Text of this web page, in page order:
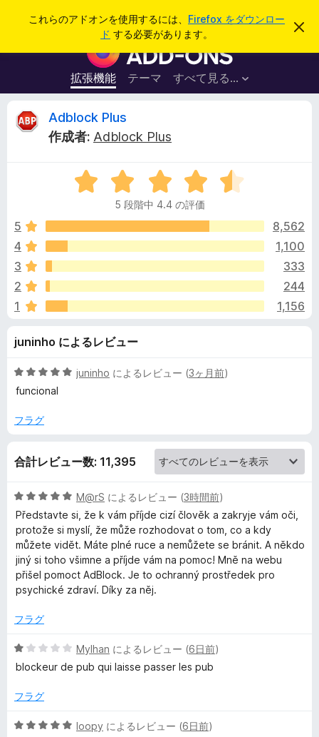
これらのアドオンを使用するには、 Firefox をダウンロー
ド する必要があります。
こ
を
F
i
r
e
x
ラ
ウ
ザ
ー
ド
オ
ン
拡張機能 テーマ すべて見る...
ログイン
A
l
o
c
k
P
l
s
の
レ
ビ
ュ
ー
Adblock Plus
作成者: Adblock Plus
5
段
中
.
の
価
5 段階中 4.4 の評価
5
8,562
4
1,100
3
333
2
244
1
1,156
juninho によるレビュー
5
段
中
評
juninho によるレビュー (3ヶ月前)
funcional
フラグ
合計レビュー数: 11,395
5
段
階
中
5
の
評
M@rS によるレビュー (3時間前)
Představte si, že k vám příjde cizí člověk a zakryje vám oči,
protože si myslí, že může rozhodovat o tom, co a kdy
můžete vidět. Máte plné ruce a nemůžete se bránit. A někdo
jiný si toho všimne a příjde vám na pomoc! Mně na webu
přišel pomoct AdBlock. Je to ochranný prostředek pro
psychické zdraví. Díky za něj.
フラグ
5
段
中
の
Mylhan によるレビュー (6日前)
blockeur de pub qui laisse passer les pub
フラグ
5
loopy によるレビュー (6日前)